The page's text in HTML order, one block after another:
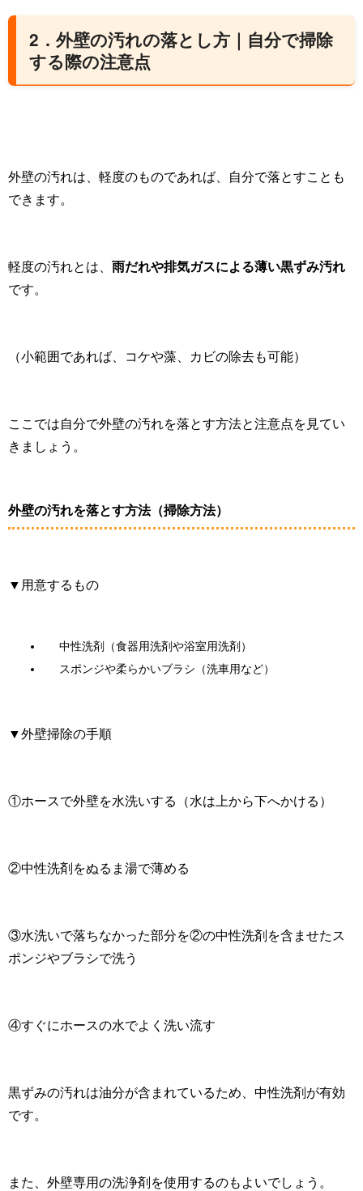
2．外壁の汚れの落とし方｜自分で掃除
する際の注意点
外壁の汚れは、軽度のものであれば、自分で落とすことも
できます。
軽度の汚れとは、 雨だれや排気ガスによる薄い黒ずみ汚れ
です。
（小範囲であれば、コケや藻、カビの除去も可能）
ここでは自分で外壁の汚れを落とす方法と注意点を見てい
きましょう。
外壁の汚れを落とす方法（掃除方法）
▼用意するもの
中性洗剤（食器用洗剤や浴室用洗剤）
スポンジや柔らかいブラシ（洗車用など）
▼外壁掃除の手順
①ホースで外壁を水洗いする（水は上から下へかける）
②中性洗剤をぬるま湯で薄める
③水洗いで落ちなかった部分を②の中性洗剤を含ませたス
ポンジやブラシで洗う
④すぐにホースの水でよく洗い流す
黒ずみの汚れは油分が含まれているため、中性洗剤が有効
です。
また、外壁専用の洗浄剤を使用するのもよいでしょう。